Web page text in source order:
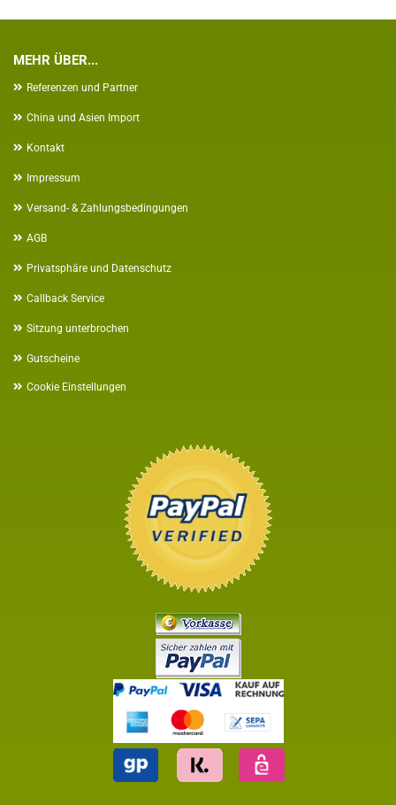
MEHR ÜBER...
Referenzen und Partner
China und Asien Import
Kontakt
Impressum
Versand- & Zahlungsbedingungen
AGB
Privatsphäre und Datenschutz
Callback Service
Sitzung unterbrochen
Gutscheine
Cookie Einstellungen